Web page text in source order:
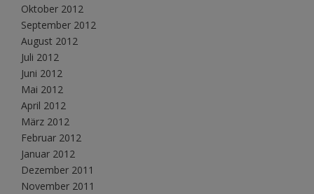
Oktober 2012
September 2012
August 2012
Juli 2012
Juni 2012
Mai 2012
April 2012
März 2012
Februar 2012
Januar 2012
Dezember 2011
November 2011